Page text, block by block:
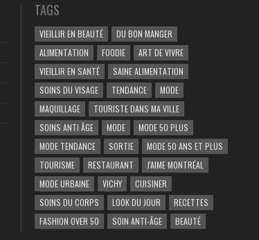
TAGS
VIEILLIR EN BEAUTÉ
DU BON MANGER
ALIMENTATION
FOODIE
ART DE VIVRE
VIEILLIR EN SANTÉ
SAINE ALIMENTATION
SOINS DU VISAGE
TENDANCE
MODE
MAQUILLAGE
TOURISTE DANS MA VILLE
SOINS ANTI ÂGE
MODE
MODE 50 PLUS
MODE TENDANCE
SORTIE
MODE 50 ANS ET PLUS
TOURISME
RESTAURANT
J'AIME MONTRÉAL
MODE URBAINE
VICHY
CUISINER
SOINS DU CORPS
LOOK DU JOUR
RECETTES
FASHION OVER 50
SOIN ANTI-ÂGE BEAUTÉ